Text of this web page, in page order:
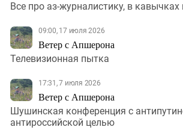
Все про аз-журналистику, в кавычках
09:00, 17 июля 2026
Ветер с Апшерона
Телевизионная пытка
17:31, 7 июля 2026
Ветер с Апшерона
Шушинская конференция с
антироссийской целью